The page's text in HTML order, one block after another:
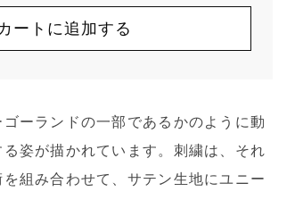
ートに追加する
ーランドの一部であるかのように動
姿が描かれています。刺繍は、それ
組み合わせて、サテン生地にユニー